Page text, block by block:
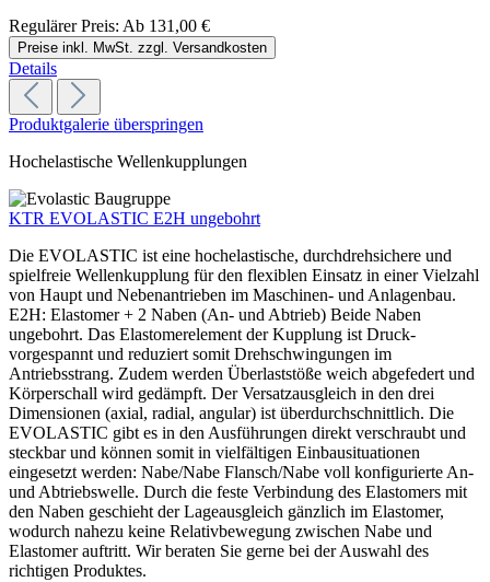
Regulärer Preis: Ab 131,00 €
Preise inkl. MwSt. zzgl. Versandkosten
Details
Produktgalerie überspringen
Hochelastische Wellenkupplungen
KTR EVOLASTIC E2H ungebohrt
Die EVOLASTIC ist eine hochelastische, durchdrehsichere und
spielfreie Wellenkupplung für den flexiblen Einsatz in einer Vielzahl
von Haupt und Nebenantrieben im Maschinen- und Anlagenbau.
E2H: Elastomer + 2 Naben (An- und Abtrieb) Beide Naben
ungebohrt. Das Elastomerelement der Kupplung ist Druck-
vorgespannt und reduziert somit Drehschwingungen im
Antriebsstrang. Zudem werden Überlaststöße weich abgefedert und
Körperschall wird gedämpft. Der Versatzausgleich in den drei
Dimensionen (axial, radial, angular) ist überdurchschnittlich. Die
EVOLASTIC gibt es in den Ausführungen direkt verschraubt und
steckbar und können somit in vielfältigen Einbausituationen
eingesetzt werden: Nabe/Nabe Flansch/Nabe voll konfigurierte An-
und Abtriebswelle. Durch die feste Verbindung des Elastomers mit
den Naben geschieht der Lageausgleich gänzlich im Elastomer,
wodurch nahezu keine Relativbewegung zwischen Nabe und
Elastomer auftritt. Wir beraten Sie gerne bei der Auswahl des
richtigen Produktes.